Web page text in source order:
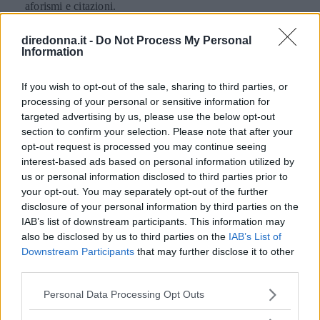
diredonna.it - Do Not Process My Personal
Information
If you wish to opt-out of the sale, sharing to third parties, or
processing of your personal or sensitive information for
targeted advertising by us, please use the below opt-out
section to confirm your selection. Please note that after your
opt-out request is processed you may continue seeing
interest-based ads based on personal information utilized by
us or personal information disclosed to third parties prior to
your opt-out. You may separately opt-out of the further
disclosure of your personal information by third parties on the
IAB’s list of downstream participants. This information may
also be disclosed by us to third parties on the IAB’s List of
Downstream Participants that may further disclose it to other
Please note that this website/app uses one or more Google
Personal Data Processing Opt Outs
aforismi e citazioni.